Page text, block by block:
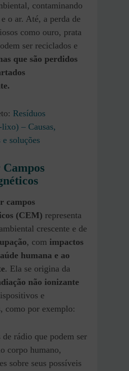
contaminando
o ar. Até, a perda de
como ouro, prata
ser reciclados e
que são perdidos
Resíduos
– Causas,
e soluções
campos
(CEM) representa
crescente e de
, com impactos
humana e ao
. Ela se origina da
não ionizante
e
como por exemplo:
rádio que podem ser
corpo humano,
sobre seus possíveis